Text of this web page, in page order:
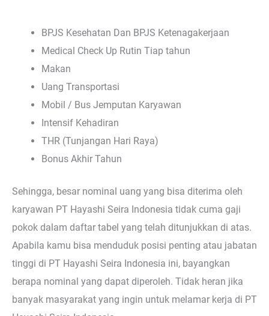
BPJS Kesehatan Dan BPJS Ketenagakerjaan
Medical Check Up Rutin Tiap tahun
Makan
Uang Transportasi
Mobil / Bus Jemputan Karyawan
Intensif Kehadiran
THR (Tunjangan Hari Raya)
Bonus Akhir Tahun
Sehingga, besar nominal uang yang bisa diterima oleh
karyawan PT Hayashi Seira Indonesia tidak cuma gaji
pokok dalam daftar tabel yang telah ditunjukkan di atas.
Apabila kamu bisa menduduk posisi penting atau jabatan
tinggi di PT Hayashi Seira Indonesia ini, bayangkan
berapa nominal yang dapat diperoleh. Tidak heran jika
banyak masyarakat yang ingin untuk melamar kerja di PT